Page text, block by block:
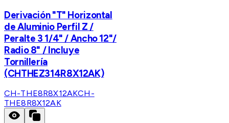
Derivación "T" Horizontal
de Aluminio Perfil Z /
Peralte 3 1/4" / Ancho 12"/
Radio 8" / Incluye
Tornillería
(CHTHEZ314R8X12AK)
CH-THE8R8X12AKCH-
THE8R8X12AK